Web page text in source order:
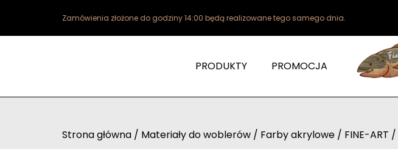
Zamówienia złożone do godziny 14:00 będą realizowane tego samego dnia.
PRODUKTY PROMOCJA
Strona główna / Materiały do woblerów / Farby akrylowe / FINE-ART /